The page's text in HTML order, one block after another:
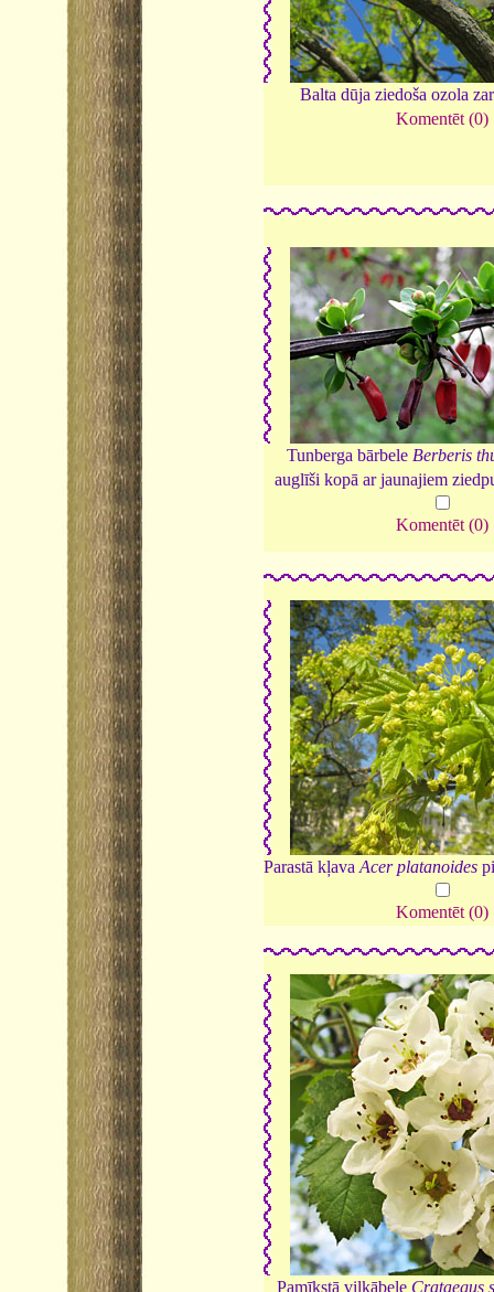
Balta dūja ziedoša ozola
Komentēt (0)
Tunberga bārbele Berberis
auglīši kopā ar jaunajiem
Komentēt (0)
Parastā kļava Acer platanoides
Komentēt (0)
Pamīkstā vilkābele Crataegus